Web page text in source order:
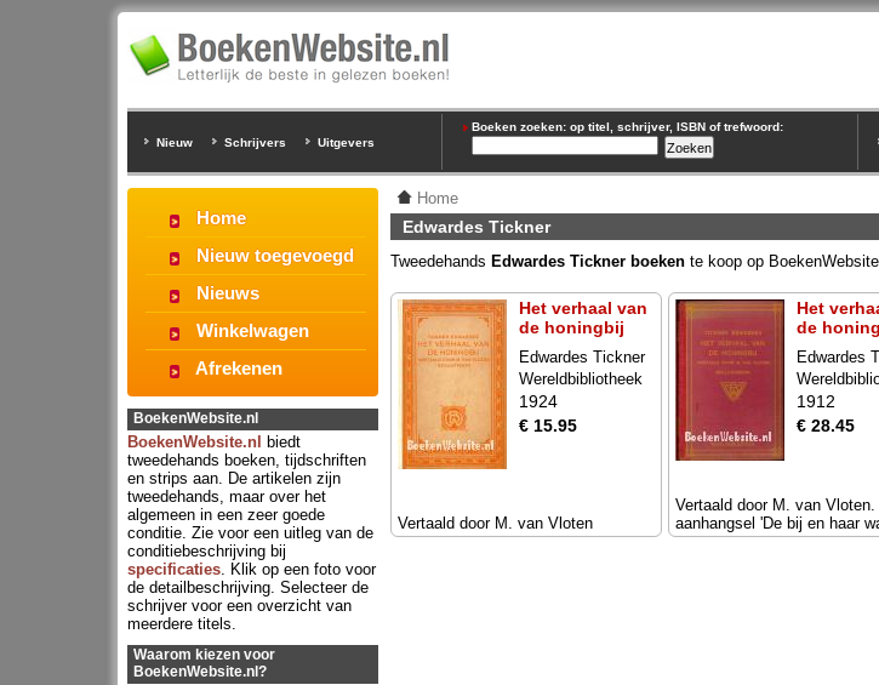
Nieuw Schrijvers Uitgevers
Boeken zoeken: op titel, schrijver, ISBN of trefwoord:
Home
Edwardes Tickner
Tweedehands Edwardes Tickner boeken te koop op
Het verhaal van
de honingbij
Edwardes Tickner
Wereldbibliotheek
1924
€ 15.95
Vertaald door M. van Vloten
Het
de
Edwardes
1912
€ 28.45
Vertaald door M. van
aanhangsel 'De bij en haar
Home
Nieuw toegevoegd
Nieuws
Winkelwagen
Afrekenen
BoekenWebsite.nl
BoekenWebsite.nl
biedt
tweedehands boeken, tijdschriften
en strips aan. De artikelen zijn
tweedehands, maar over het
algemeen in een zeer goede
conditie. Zie voor een uitleg van de
conditiebeschrijving bij
specificaties. Klik op een foto voor
de detailbeschrijving. Selecteer de
schrijver voor een overzicht van
meerdere titels.
Waarom kiezen voor
BoekenWebsite.nl?